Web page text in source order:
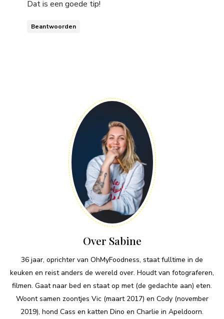
Dat is een goede tip!
Beantwoorden
Over Sabine
36 jaar, oprichter van OhMyFoodness, staat fulltime in de
keuken en reist anders de wereld over. Houdt van fotograferen,
filmen. Gaat naar bed en staat op met (de gedachte aan) eten.
Woont samen zoontjes Vic (maart 2017) en Cody (november
2019), hond Cass en katten Dino en Charlie in Apeldoorn.